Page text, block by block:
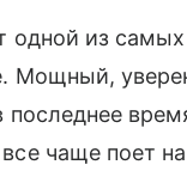
одной из
Мощный,
чаще поет